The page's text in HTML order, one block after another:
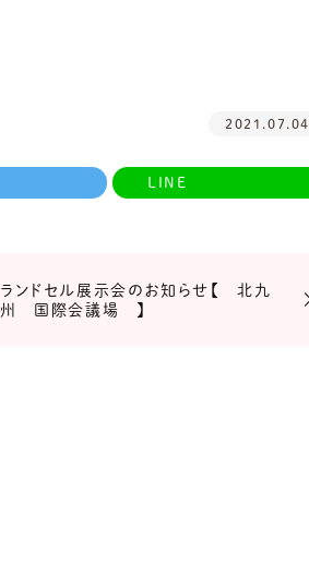
2021.07.04
LINE
ランドセル展示会のお知らせ【 北九
州 国際会議場 】